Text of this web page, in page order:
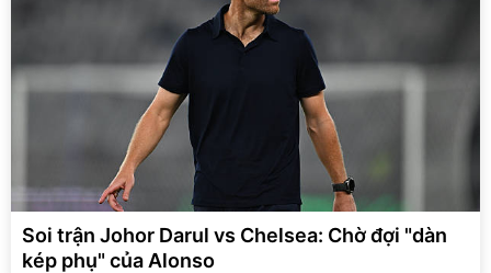
Soi trận Johor Darul vs Chelsea: Chờ đợi "dàn
kép phụ" của Alonso